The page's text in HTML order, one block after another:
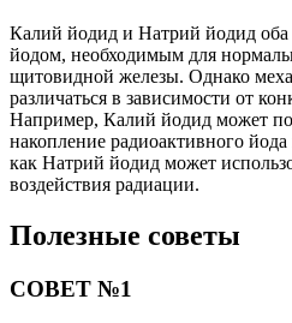
Калий йодид и Натрий йодид оба
йодом, необходимым для
щитовидной железы. Однако
различаться в зависимости от
Например, Калий йодид может
накопление радиоактивного
как Натрий йодид может
воздействия радиации.
Полезные советы
СОВЕТ №1